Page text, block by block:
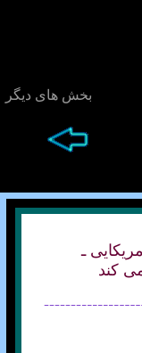
بخش های ديگر
ـ
کند